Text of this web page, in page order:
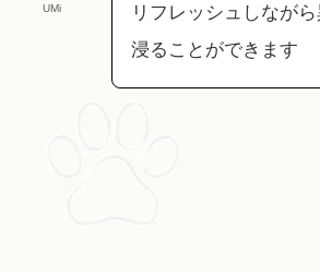
UMi
リフレッシュしなが
浸ることができます